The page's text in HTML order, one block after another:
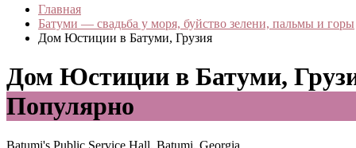
Главная
Батуми — свадьба у моря, буйство зелени, пальмы и горы
Дом Юстиции в Батуми, Грузия
Дом Юстиции в Батуми,
Популярно
Batumi's Public Service Hall, Batumi, Georgia